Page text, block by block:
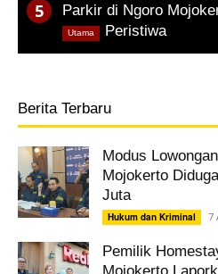
Parkir di Ngoro
Peristiwa
Utama
Berita Terbaru
Modus
Mojokerto
Juta
Hukum dan Kriminal 7
Pemilik